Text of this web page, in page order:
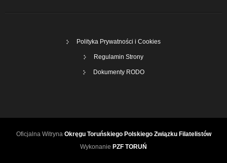
Polityka Prywatności i Cookies
Regulamin Strony
Dokumenty RODO
Oficjalna Witryna Okręgu Toruńskiego Polskiego Związku Filatelistów
Wykonanie PZF TORUŃ